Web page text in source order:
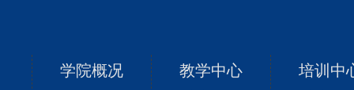
学院概况 教学中心 培训中